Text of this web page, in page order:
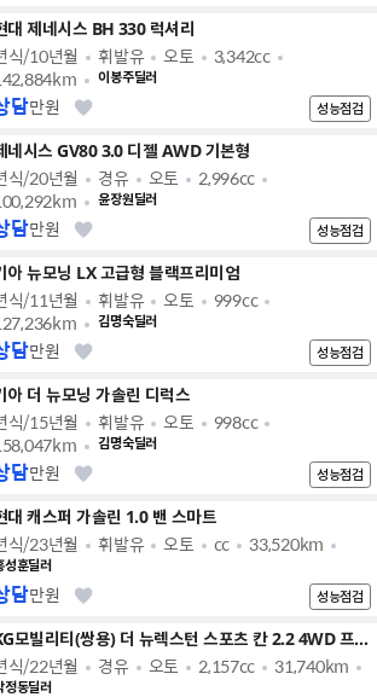
대 제네시스 BH 330 럭셔리
식/10년월 휘발유 오토
3,342cc
이봉주딜러
성능점검
담만원
네시스 GV80 3.0 디젤 AWD 기본형
식/20년월 경유 오토
2,996cc
윤장원딜러
성능점검
담만원
아 뉴모닝 LX 고급형 블랙프리미엄
식/11년월 휘발유 오토
999cc
김명숙딜러
성능점검
담만원
아 더 뉴모닝 가솔린 디럭스
식/15년월 휘발유 오토
998cc
김명숙딜러
성능점검
담만원
대 캐스퍼 가솔린 1.0 밴 스마트
식/23년월 휘발유 오토 cc 33,520km
성훈딜러
성능점검
담만원
KG모빌리티(쌍용) 더 뉴렉스턴 스포츠 칸 2.2 4WD 프레스티지
식/22년월 경유 오토 2,157cc 31,740km
정동딜러